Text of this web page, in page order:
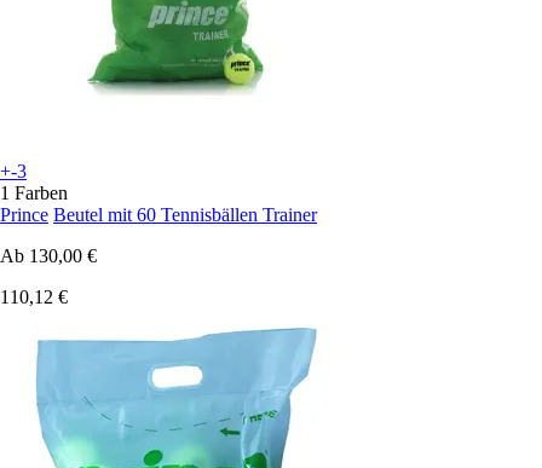
+-3
1 Farben
Prince Beutel mit 60 Tennisbällen Trainer
Ab 130,00 €
110,12 €